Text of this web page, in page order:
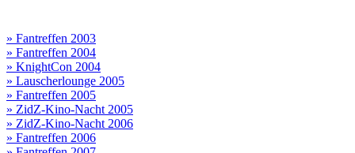
» Fantreffen 2003
» Fantreffen 2004
» KnightCon 2004
» Lauscherlounge 2005
» Fantreffen 2005
» ZidZ-Kino-Nacht 2005
» ZidZ-Kino-Nacht 2006
» Fantreffen 2006